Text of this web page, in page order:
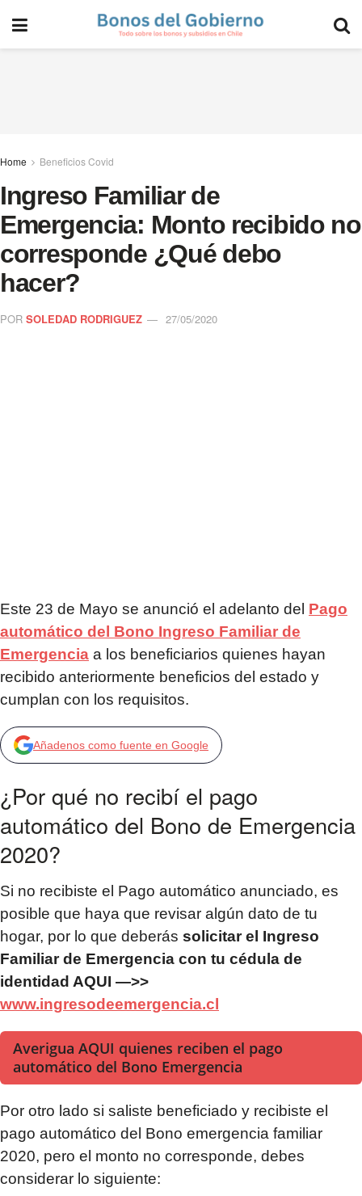
Home Beneficios Covid
Ingreso Familiar de
Emergencia: Monto recibido no
corresponde ¿Qué debo
hacer?
POR SOLEDAD RODRIGUEZ 27/05/2020
Este 23 de Mayo se anunció el adelanto del Pago
automático del Bono Ingreso Familiar de
Emergencia a los beneficiarios quienes hayan
recibido anteriormente beneficios del estado y
cumplan con los requisitos.
Añadenos como fuente en Google
¿Por qué no recibí el pago
automático del Bono de Emergencia
2020?
Si no recibiste el Pago automático anunciado, es
posible que haya que revisar algún dato de tu
hogar, por lo que deberás solicitar el Ingreso
Familiar de Emergencia con tu cédula de
identidad AQUI —>>
www.ingresodeemergencia.cl
Averigua AQUI quienes reciben el pago
automático del Bono Emergencia
Por otro lado si saliste beneficiado y recibiste el
pago automático del Bono emergencia familiar
2020, pero el monto no corresponde, debes
considerar lo siguiente: